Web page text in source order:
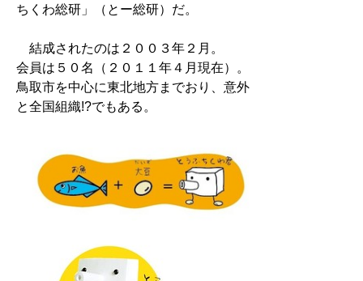
ちくわ総研」（とー総研）だ。
結成されたのは２００３年２月。
会員は５０名（２０１１年４月現在）。
鳥取市を中心に東北地方までおり、意外
と全国組織!?でもある。